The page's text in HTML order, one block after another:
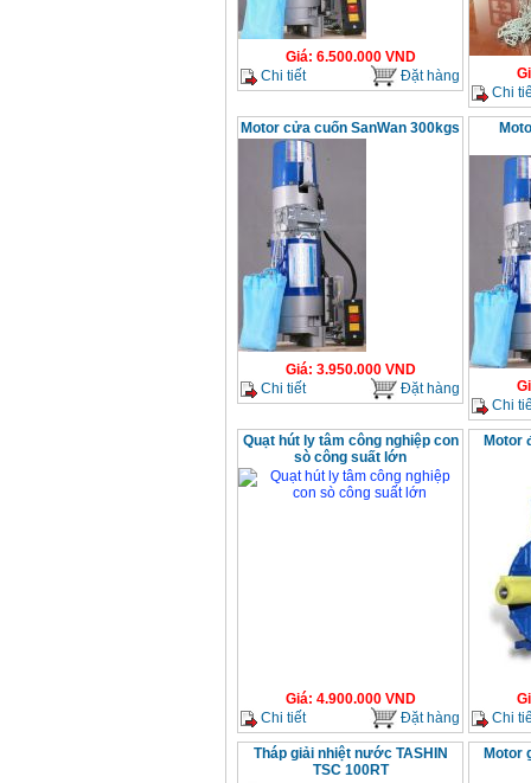
Giá: 6.500.000VND
Chi tiết
Đặt hàng
Chi
Motor cửa cuốn SanWan 300kgs
Giá: 3.950.000VND
Chi tiết
Đặt hàng
Chi
Quạt hút ly tâm công nghiệp con
sò công suất lớn
Giá: 4.900.000VND
Chi tiết
Đặt hàng
Motor
Chi
Tháp giải nhiệt nước TASHIN
TSC 100RT
Motor